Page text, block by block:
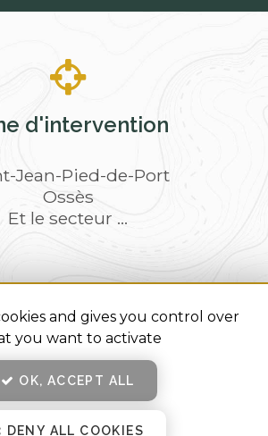
d'intervention
Jean-Pied-de-Port
Ossès
Et le secteur ...
En savoir +
Fermer
naturopathe à Saint-Jean-Pied-de-
Secteur
de confidentialité-
de médiation
SAINT-CHAMOND
and gives you control over
you want to activate
OK, ACCEPT ALL
DENY ALL COOKIES